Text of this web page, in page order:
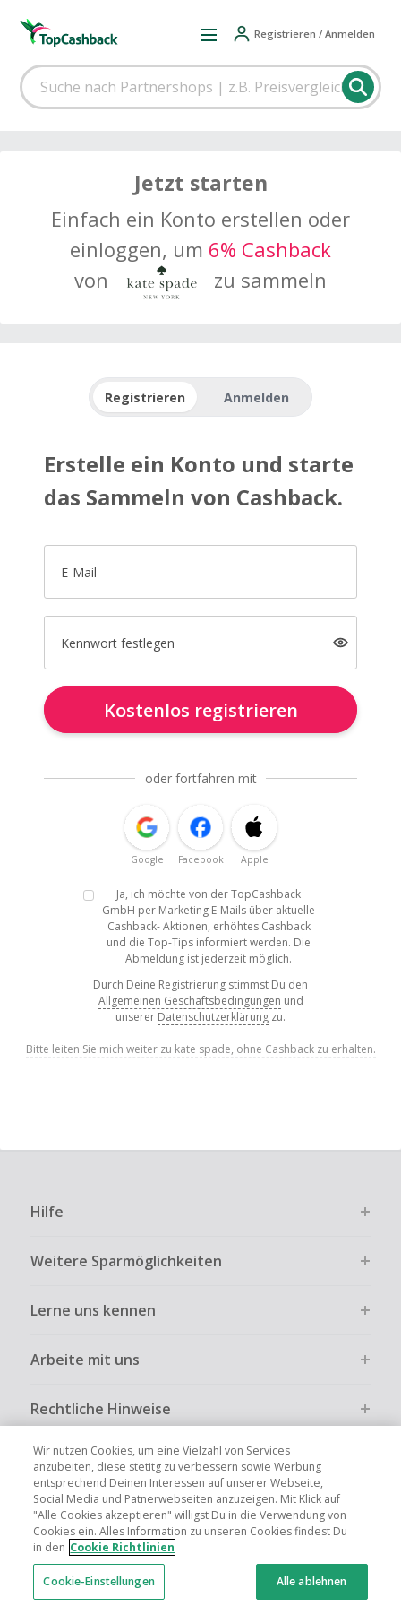
Registrieren / Anmelden
Jetzt starten
Einfach ein Konto erstellen oder
einloggen, um 6% Cashback
von
zu sammeln
Registrieren Anmelden
Erstelle ein Konto und starte
das Sammeln von Cashback.
E-Mail
Kennwort festlegen
Kostenlos registrieren
oder fortfahren mit
Google Facebook Apple
Ja, ich möchte von der TopCashback
GmbH per Marketing E-Mails über aktuelle
Cashback- Aktionen, erhöhtes Cashback
und die Top-Tips informiert werden. Die
Abmeldung ist jederzeit möglich.
Durch Deine Registrierung stimmst Du den
Allgemeinen Geschäftsbedingungen und
unserer Datenschutzerklärung zu.
Bitte leiten Sie mich weiter zu kate spade, ohne Cashback zu erhalten.
Hilfe
Weitere Sparmöglichkeiten
Lerne uns kennen
Arbeite mit uns
Rechtliche Hinweise
Globale Websites UK US CN JP FR AU IT
Wir nutzen Cookies, um eine Vielzahl von Services
anzubeiten, diese stetitg zu verbessern sowie Werbung
entsprechend Deinen Interessen auf unserer Webseite,
Social Media und Patnerwebseiten anzuzeigen. Mit Klick auf
"Alle Cookies akzeptieren" willigst Du in die Verwendung von
Cookies ein. Alles Information zu unseren Cookies findest Du
in den Cookie Richtlinien
Cookie-Einstellungen Alle ablehnen